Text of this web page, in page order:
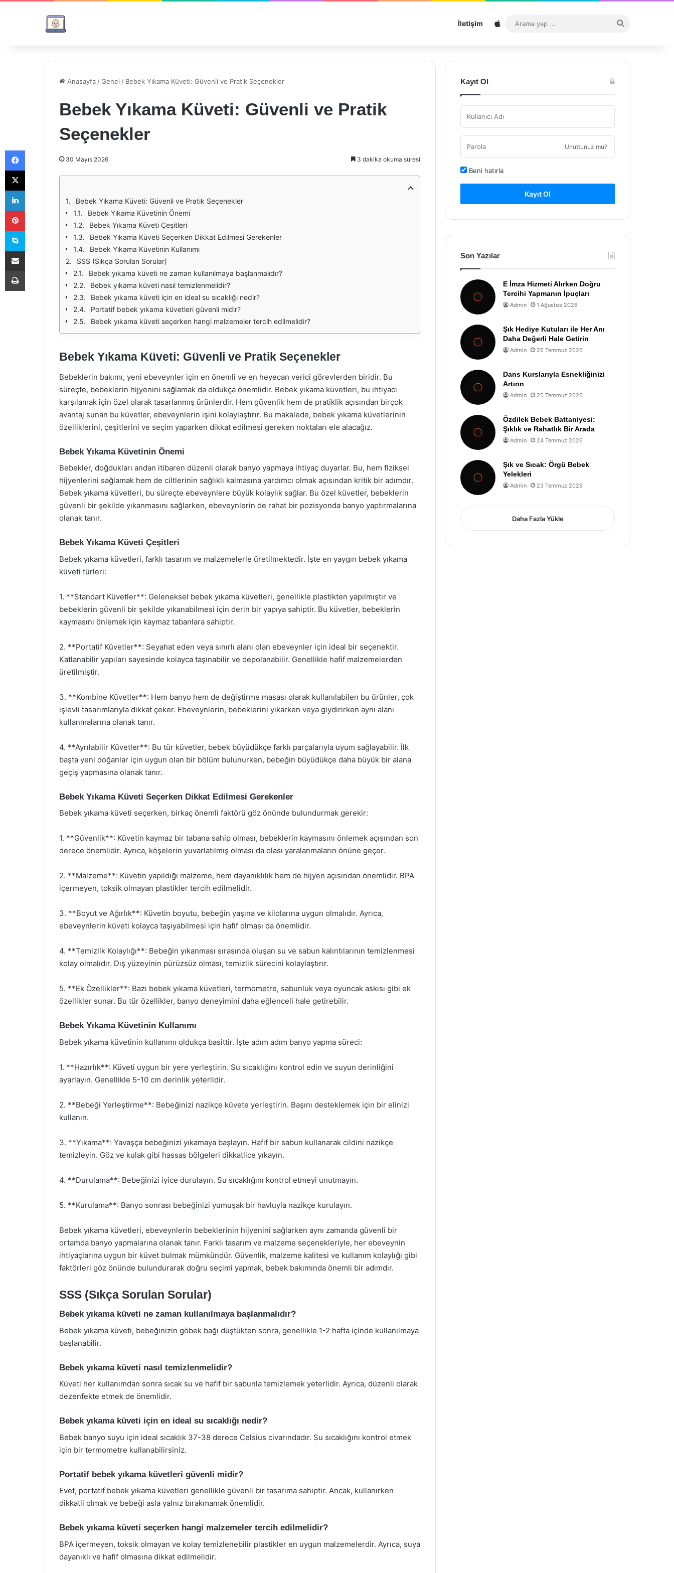
İletişim Sitemap
...
Anasayfa /Genel / Bebek Yıkama Küveti: Güvenli ve Pratik Seçenekler
Bebek Yıkama Küveti: Güvenli ve Pratik
Seçenekler
30 Mayıs 2026 3 dakika okuma süresi
Bebek Yıkama Küveti: Güvenli ve Pratik Seçenekler
Bebek Yıkama Küvetinin Önemi
Bebek Yıkama Küveti Çeşitleri
Bebek Yıkama Küveti Seçerken Dikkat Edilmesi Gerekenler
Bebek Yıkama Küvetinin Kullanımı
SSS (Sıkça Sorulan Sorular)
Bebek yıkama küveti ne zaman kullanılmaya başlanmalıdır?
Bebek yıkama küveti nasıl temizlenmelidir?
Bebek yıkama küveti için en ideal su sıcaklığı nedir?
Portatif bebek yıkama küvetleri güvenli midir?
Bebek yıkama küveti seçerken hangi malzemeler tercih edilmelidir?
Bebek Yıkama Küveti: Güvenli ve Pratik Seçenekler
Bebeklerin bakımı, yeni ebeveynler için en önemli ve en heyecan verici görevlerden biridir. Bu
süreçte, bebeklerin hijyenini sağlamak da oldukça önemlidir. Bebek yıkama küvetleri, bu ihtiyacı
karşılamak için özel olarak tasarlanmış ürünlerdir. Hem güvenlik hem de pratiklik açısından birçok
avantaj sunan bu küvetler, ebeveynlerin işini kolaylaştırır. Bu makalede, bebek yıkama küvetlerinin
özelliklerini, çeşitlerini ve seçim yaparken dikkat edilmesi gereken noktaları ele alacağız.
Bebek Yıkama Küvetinin Önemi
Bebekler, doğdukları andan itibaren düzenli olarak banyo yapmaya ihtiyaç duyarlar. Bu, hem fiziksel
hijyenlerini sağlamak hem de ciltlerinin sağlıklı kalmasına yardımcı olmak açısından kritik bir adımdır.
Bebek yıkama küvetleri, bu süreçte ebeveynlere büyük kolaylık sağlar. Bu özel küvetler, bebeklerin
güvenli bir şekilde yıkanmasını sağlarken, ebeveynlerin de rahat bir pozisyonda banyo yaptırmalarına
olanak tanır.
Bebek Yıkama Küveti Çeşitleri
Bebek yıkama küvetleri, farklı tasarım ve malzemelerle üretilmektedir. İşte en yaygın bebek yıkama
küveti türleri:
1. **Standart Küvetler**: Geleneksel bebek yıkama küvetleri, genellikle plastikten yapılmıştır ve
bebeklerin güvenli bir şekilde yıkanabilmesi için derin bir yapıya sahiptir. Bu küvetler, bebeklerin
kaymasını önlemek için kaymaz tabanlara sahiptir.
2. **Portatif Küvetler**: Seyahat eden veya sınırlı alanı olan ebeveynler için ideal bir seçenektir.
Katlanabilir yapıları sayesinde kolayca taşınabilir ve depolanabilir. Genellikle hafif malzemelerden
üretilmiştir.
3. **Kombine Küvetler**: Hem banyo hem de değiştirme masası olarak kullanılabilen bu ürünler, çok
işlevli tasarımlarıyla dikkat çeker. Ebeveynlerin, bebeklerini yıkarken veya giydirirken aynı alanı
kullanmalarına olanak tanır.
4. **Ayrılabilir Küvetler**: Bu tür küvetler, bebek büyüdükçe farklı parçalarıyla uyum sağlayabilir. İlk
başta yeni doğanlar için uygun olan bir bölüm bulunurken, bebeğin büyüdükçe daha büyük bir alana
geçiş yapmasına olanak tanır.
Bebek Yıkama Küveti Seçerken Dikkat Edilmesi Gerekenler
Bebek yıkama küveti seçerken, birkaç önemli faktörü göz önünde bulundurmak gerekir:
1. **Güvenlik**: Küvetin kaymaz bir tabana sahip olması, bebeklerin kaymasını önlemek açısından son
derece önemlidir. Ayrıca, köşelerin yuvarlatılmış olması da olası yaralanmaların önüne geçer.
2. **Malzeme**: Küvetin yapıldığı malzeme, hem dayanıklılık hem de hijyen açısından önemlidir. BPA
içermeyen, toksik olmayan plastikler tercih edilmelidir.
3. **Boyut ve Ağırlık**: Küvetin boyutu, bebeğin yaşına ve kilolarına uygun olmalıdır. Ayrıca,
ebeveynlerin küveti kolayca taşıyabilmesi için hafif olması da önemlidir.
4. **Temizlik Kolaylığı**: Bebeğin yıkanması sırasında oluşan su ve sabun kalıntılarının temizlenmesi
kolay olmalıdır. Dış yüzeyinin pürüzsüz olması, temizlik sürecini kolaylaştırır.
5. **Ek Özellikler**: Bazı bebek yıkama küvetleri, termometre, sabunluk veya oyuncak askısı gibi ek
özellikler sunar. Bu tür özellikler, banyo deneyimini daha eğlenceli hale getirebilir.
Bebek Yıkama Küvetinin Kullanımı
Bebek yıkama küvetinin kullanımı oldukça basittir. İşte adım adım banyo yapma süreci:
1. **Hazırlık**: Küveti uygun bir yere yerleştirin. Su sıcaklığını kontrol edin ve suyun derinliğini
ayarlayın. Genellikle 5-10 cm derinlik yeterlidir.
2. **Bebeği Yerleştirme**: Bebeğinizi nazikçe küvete yerleştirin. Başını desteklemek için bir elinizi
kullanın.
3. **Yıkama**: Yavaşça bebeğinizi yıkamaya başlayın. Hafif bir sabun kullanarak cildini nazikçe
temizleyin. Göz ve kulak gibi hassas bölgeleri dikkatlice yıkayın.
4. **Durulama**: Bebeğinizi iyice durulayın. Su sıcaklığını kontrol etmeyi unutmayın.
5. **Kurulama**: Banyo sonrası bebeğinizi yumuşak bir havluyla nazikçe kurulayın.
Bebek yıkama küvetleri, ebeveynlerin bebeklerinin hijyenini sağlarken aynı zamanda güvenli bir
ortamda banyo yapmalarına olanak tanır. Farklı tasarım ve malzeme seçenekleriyle, her ebeveynin
ihtiyaçlarına uygun bir küvet bulmak mümkündür. Güvenlik, malzeme kalitesi ve kullanım kolaylığı gibi
faktörleri göz önünde bulundurarak doğru seçimi yapmak, bebek bakımında önemli bir adımdır.
SSS (Sıkça Sorulan Sorular)
Bebek yıkama küveti ne zaman kullanılmaya başlanmalıdır?
Bebek yıkama küveti, bebeğinizin göbek bağı düştükten sonra, genellikle 1-2 hafta içinde kullanılmaya
başlanabilir.
Bebek yıkama küveti nasıl temizlenmelidir?
Küveti her kullanımdan sonra sıcak su ve hafif bir sabunla temizlemek yeterlidir. Ayrıca, düzenli olarak
dezenfekte etmek de önemlidir.
Bebek yıkama küveti için en ideal su sıcaklığı nedir?
Bebek banyo suyu için ideal sıcaklık 37-38 derece Celsius civarındadır. Su sıcaklığını kontrol etmek
için bir termometre kullanabilirsiniz.
Portatif bebek yıkama küvetleri güvenli midir?
Evet, portatif bebek yıkama küvetleri genellikle güvenli bir tasarıma sahiptir. Ancak, kullanırken
dikkatli olmak ve bebeği asla yalnız bırakmamak önemlidir.
Bebek yıkama küveti seçerken hangi malzemeler tercih edilmelidir?
BPA içermeyen, toksik olmayan ve kolay temizlenebilir plastikler en uygun malzemelerdir. Ayrıca, suya
dayanıklı ve hafif olmasına dikkat edilmelidir.
Kayıt Ol
Unuttunuz mu?
Beni hatırla
Kayıt Ol
Son Yazılar
E İmza Hizmeti Alırken Doğru
Tercihi Yapmanın İpuçları
Admin 1 Ağustos 2026
Şık Hediye Kutuları ile Her Anı
Daha Değerli Hale Getirin
Admin 25 Temmuz 2026
Dans Kurslarıyla Esnekliğinizi
Artırın
Admin 25 Temmuz 2026
Özdilek Bebek Battaniyesi:
Şıklık ve Rahatlık Bir Arada
Admin 24 Temmuz 2026
Şık ve Sıcak: Örgü Bebek
Yelekleri
Admin 23 Temmuz 2026
Daha Fazla Yükle
Facebook
X
LinkedIn
Pinterest
Skype
E-Posta ile paylaş